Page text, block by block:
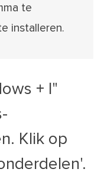
te
installeren.
+ I"
Klik op